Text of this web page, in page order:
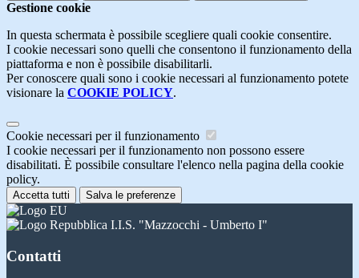
Gestione cookie
In questa schermata è possibile scegliere quali cookie consentire.
I cookie necessari sono quelli che consentono il funzionamento della
piattaforma e non è possibile disabilitarli.
Per conoscere quali sono i cookie necessari al funzionamento potete
visionare la COOKIE POLICY.
Cookie necessari per il funzionamento
I cookie necessari per il funzionamento non possono essere
disabilitati. È possibile consultare l'elenco nella pagina della cookie
policy.
Accetta tutti Salva le preferenze
I.I.S. "Mazzocchi - Umberto I"
Contatti